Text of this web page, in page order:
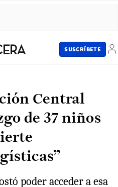
SUSCRÍBETE
Central
de 37 niños
poder acceder a esa